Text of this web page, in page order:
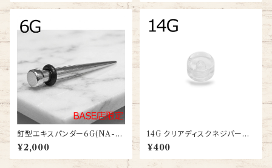
釘型エキスパンダー6G(NA-S
T001-5-6G-SS)
¥2,000
14G クリアディスクネジパーツ
(UV-THDS-14G-CL-BA)
¥400